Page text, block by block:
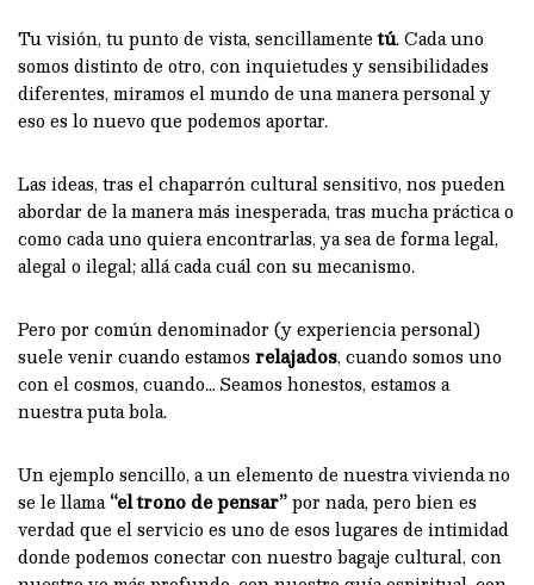
Tu visión, tu punto de vista, sencillamentetú. Cada uno
somos distinto de otro, con inquietudes y sensibilidades
diferentes, miramos el mundo de una manera personal y
eso es lo nuevo que podemos aportar.
Las ideas, tras el chaparrón cultural sensitivo, nos pueden
abordar de la manera más inesperada, tras mucha práctica o
como cada uno quiera encontrarlas, ya sea de forma legal,
alegal o ilegal; allá cada cuál con su mecanismo.
Pero por común denominador (y experiencia personal)
suele venir cuando estamosrelajados, cuando somos uno
con el cosmos, cuando… Seamos honestos, estamos a
nuestra puta bola.
Un ejemplo sencillo, a un elemento de nuestra vivienda no
se le llama“el trono de pensar”por nada, pero bien es
verdad que el servicio es uno de esos lugares de intimidad
donde podemos conectar con nuestro bagaje cultural, con